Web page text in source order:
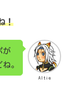
！
Altie
が
。